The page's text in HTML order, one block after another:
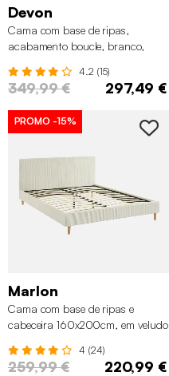
Devon
Cama com base de ripas,
acabamento boucle, branco,
4.2 (15)
349,99 € 297,49 €
PROMO -15%
Marlon
Cama com base de ripas e
cabeceira 160x200cm, em veludo
4 (24)
259,99 € 220,99 €